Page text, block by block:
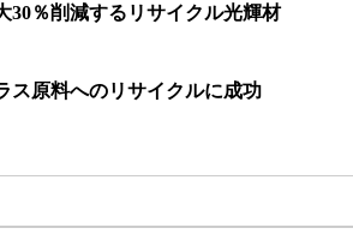
30％削減するリサイクル光輝材
ス原料へのリサイクルに成功